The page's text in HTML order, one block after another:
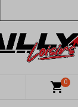
shopping_cart0